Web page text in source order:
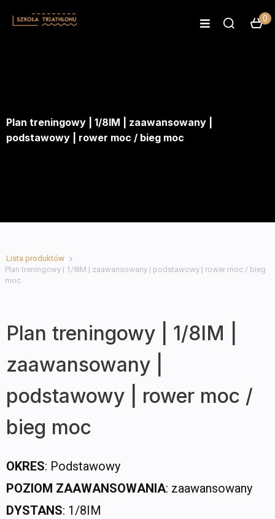
0
Plan treningowy | 1/8IM | zaawansowany |
podstawowy | rower moc / bieg moc
Lista produktów
Plan treningowy | 1/8IM | zaawansowany | podstawowy | rower moc / bieg
moc
Plan treningowy | 1/8IM |
zaawansowany |
podstawowy | rower moc /
bieg moc
OKRES: Podstawowy
POZIOM ZAAWANSOWANIA: zaawansowany
DYSTANS: 1/8IM